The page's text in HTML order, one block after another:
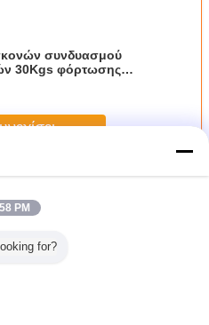
συνδυασμού
30Kgs φόρτωσης
σκονών
PM
for?